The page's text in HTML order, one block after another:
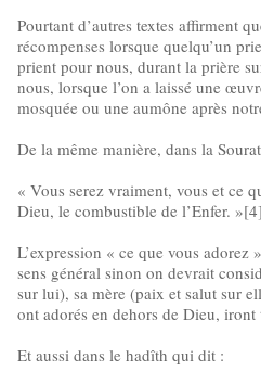
Pourtant d’autres textes affirment
récompenses lorsque quelqu’un
prient pour nous, durant la prière
nous, lorsque l’on a laissé une
mosquée ou une aumône après
De la même manière, dans la
« Vous serez vraiment, vous et ce
Dieu, le combustible de l’Enfer. »[4]
L’expression « ce que vous adorez
sens général sinon on devrait
sur lui), sa mère (paix et salut sur
ont adorés en dehors de Dieu, iront
Et aussi dans le hadîth qui dit :